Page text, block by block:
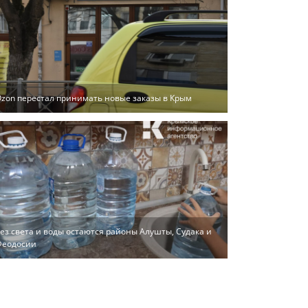
перестал принимать новые заказы в Крым
света и воды остаются районы Алушты, Судака и